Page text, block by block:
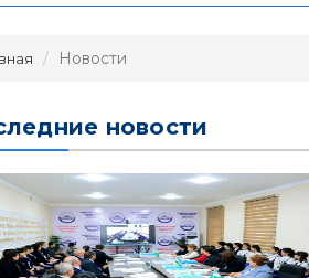
Новости
новости